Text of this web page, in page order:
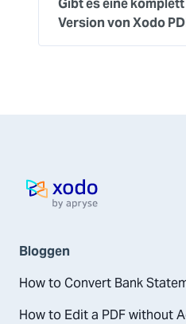
Gibt es eine
Version von Xodo
Startseite
Bloggen
How to Convert Bank
How to Edit a PDF without